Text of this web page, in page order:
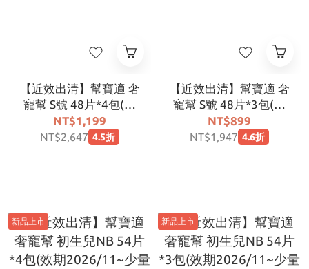
【近效出清】幫寶適 奢
寵幫 S號 48片*4包(效
期2026/11~少量
27/01)
NT$1,199
NT$2,647 4.5折
【近效出清】幫寶適 奢
寵幫 S號 48片*3包(效
期2026/11~少量
27/01))
NT$899
NT$1,947 4.6折
新品上市 新品上市